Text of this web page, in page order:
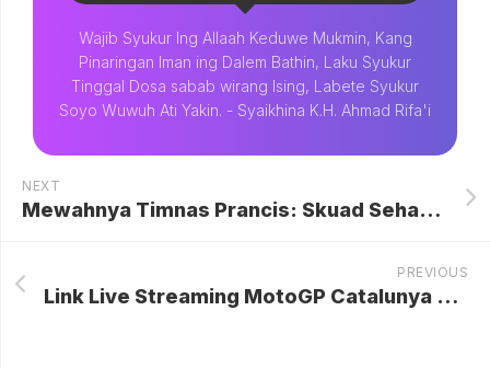
Wajib Syukur Ing Allaah Keduwe Mukmin, Kang
Pinaringan Iman ing Dalem Bathin, Laku Syukur
Tinggal Dosa sabab wirang Ising, Labete Syukur
Soyo Wuwuh Ati Yakin. - Syaikhina K.H. Ahmad Rifa'i
NEXT
Mewahnya Timnas Prancis: Skuad Seharga Rp 28,6 Triliun Siap Mengguncang Piala Dunia 2026
PREVIOUS
Link Live Streaming MotoGP Catalunya 2026: Jangan Lewatkan Sprint Race Sengit dan Perebutan Puncak Klasemen